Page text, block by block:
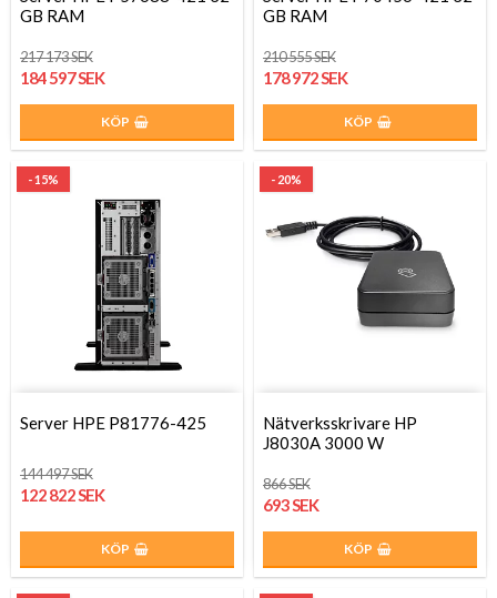
GB RAM
217 173 SEK
184 597 SEK
KÖP
GB RAM
210 555 SEK
178 972 SEK
KÖP
- 15%
Server HPE P81776-425
144 497 SEK
122 822 SEK
KÖP
- 20%
Nätverksskrivare HP
J8030A 3000 W
866 SEK
693 SEK
KÖP